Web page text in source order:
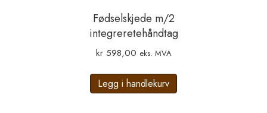
Fødselskjede m/2
integreretehåndtag
kr598,00 eks. MVA
Legg i handlekurv